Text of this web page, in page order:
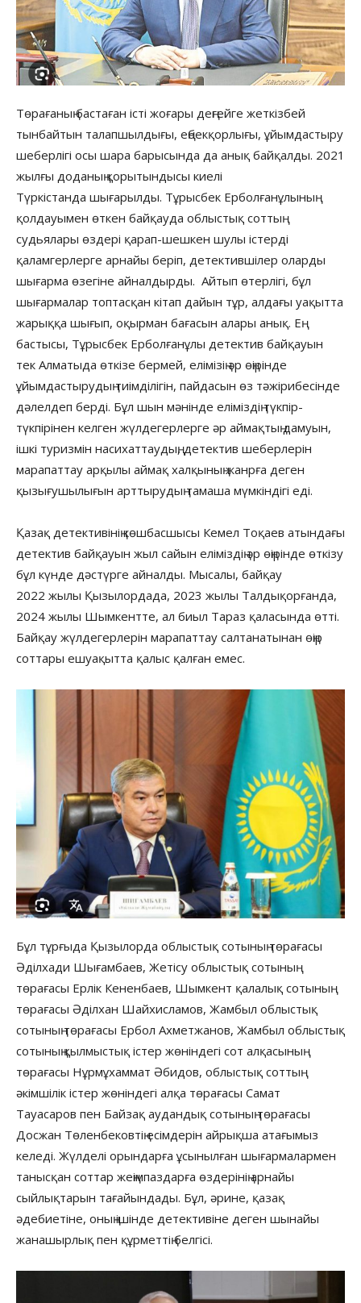
Төрағаның бастаған істі жоғары деңгейге жеткізбей
тынбайтын талапшылдығы, еңбекқорлығы, ұйымдастыру
шеберлігі осы шара барысында да анық байқалды. 2021
жылғы доданың қорытындысы киелі
Түркістанда шығарылды. Тұрысбек Ерболғанұлының
қолдауымен өткен байқауда облыстық соттың
судьялары өздері қарап-шешкен шулы істерді
қаламгерлерге арнайы беріп, детектившілер оларды
шығарма өзегіне айналдырды. Айтып өтерлігі, бұл
шығармалар топтасқан кітап дайын тұр, алдағы уақытта
жарыққа шығып, оқырман бағасын алары анық. Ең
бастысы, Тұрысбек Ерболғанұлы детектив байқауын
тек Алматыда өткізе бермей, елімізің әр өңірінде
ұйымдастырудың тиімділігін, пайдасын өз тәжірибесінде
дәлелдеп берді. Бұл шын мәнінде еліміздің түкпір-
түкпірінен келген жүлдегерлерге әр аймақтың дамуын,
ішкі туризмін насихаттаудың, детектив шеберлерін
марапаттау арқылы аймақ халқының жанрға деген
қызығушылығын арттырудың тамаша мүмкіндігі еді.
Қазақ детективінің көшбасшысы Кемел Тоқаев атындағы
детектив байқауын жыл сайын еліміздің әр өңірінде өткізу
бұл күнде дәстүрге айналды. Мысалы, байқау
2022 жылы Қызылордада, 2023 жылы Талдықорғанда,
2024 жылы Шымкентте, ал биыл Тараз қаласында өтті.
Байқау жүлдегерлерін марапаттау салтанатынан өңір
соттары ешуақытта қалыс қалған емес.
Бұл тұрғыда Қызылорда облыстық сотының төрағасы
Әділхади Шығамбаев, Жетісу облыстық сотының
төрағасы Ерлік Кененбаев, Шымкент қалалық сотының
төрағасы Әділхан Шайхисламов, Жамбыл облыстық
сотының төрағасы Ербол Ахметжанов, Жамбыл облыстық
сотының қылмыстық істер жөніндегі сот алқасының
төрағасы Нұрмұхаммат Әбидов, облыстық соттың
әкімшілік істер жөніндегі алқа төрағасы Самат
Тауасаров пен Байзақ аудандық сотының төрағасы
Досжан Төленбековтің есімдерін айрықша атағымыз
келеді. Жүлделі орындарға ұсынылған шығармалармен
танысқан соттар жеңімпаздарға өздерінің арнайы
сыйлықтарын тағайындады. Бұл, әрине, қазақ
әдебиетіне, оның ішінде детективіне деген шынайы
жанашырлық пен құрметтің белгісі.